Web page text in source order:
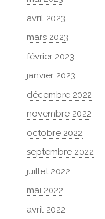
avril 2023
mars 2023
février 2023
janvier 2023
décembre 2022
novembre 2022
octobre 2022
septembre 2022
juillet 2022
mai 2022
avril 2022